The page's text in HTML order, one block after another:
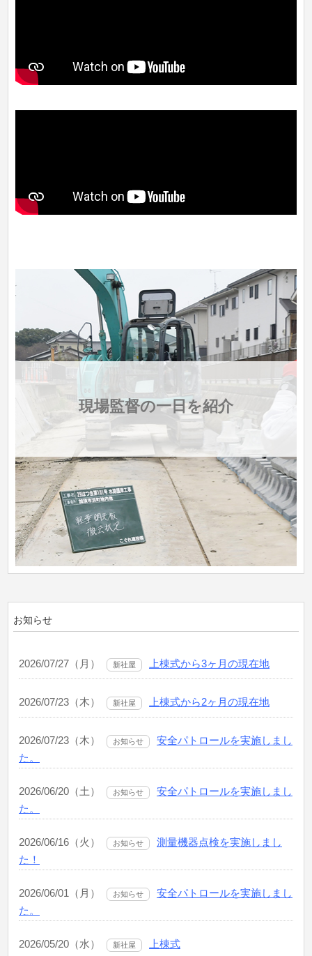
現場監督の一日を紹介
お知らせ